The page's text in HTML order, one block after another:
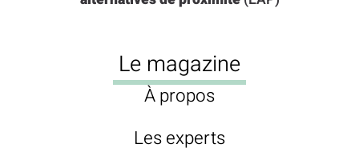
Le magazine
À propos
Les experts